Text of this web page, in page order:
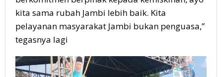
kita sama rubah Jambi lebih baik. Kita
pelayanan masyarakat Jambi bukan penguasa,”
tegasnya lagi